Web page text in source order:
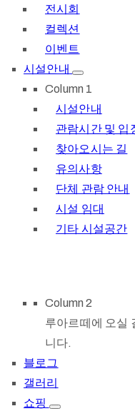
전시회
컬렉션
이벤트
시설안내
Column 1
시설안내
관람시간 및 입
찾아오시는 길
유의사항
단체 관람 안내
시설 임대
기타 시설공간
Column 2
루아르떼에 오실
니다.
블로그
갤러리
쇼핑